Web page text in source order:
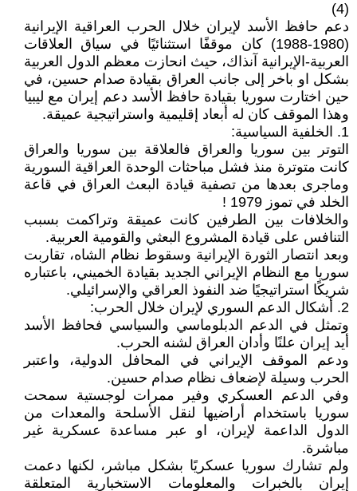
(4)
دعم حافظ الأسد لإيران خلال الحرب العراقية الإيرانية
(1980-1988) كان موقفًا استثنائيًا في سياق العلاقات
العربية-الإيرانية آنذاك، حيث انحازت معظم الدول العربية
بشكل او باخر إلى جانب العراق بقيادة صدام حسين، في
حين اختارت سوريا بقيادة حافظ الأسد دعم إيران مع ليبيا
وهذا الموقف كان له أبعاد إقليمية واستراتيجية عميقة.
1. الخلفية السياسية:
التوتر بين سوريا والعراق فالعلاقة بين سوريا والعراق
كانت متوترة منذ فشل مباحثات الوحدة العراقية السورية
وماجرى بعدها من تصفية قيادة البعث العراق في قاعة
الخلد في تموز 1979 !
والخلافات بين الطرفين كانت عميقة وتراكمت بسبب
التنافس على قيادة المشروع البعثي والقومية العربية.
وبعد انتصار الثورة الإيرانية وسقوط نظام الشاه، تقاربت
سوريا مع النظام الإيراني الجديد بقيادة الخميني، باعتباره
شريكًا استراتيجيًا ضد النفوذ العراقي والإسرائيلي.
2. أشكال الدعم السوري لإيران خلال الحرب:
وتمثل في الدعم الدبلوماسي والسياسي فحافظ الأسد
أيد إيران علنًا وأدان العراق لشنه الحرب.
ودعم الموقف الإيراني في المحافل الدولية، واعتبر
الحرب وسيلة لإضعاف نظام صدام حسين.
وفي الدعم العسكري وفير ممرات لوجستية سمحت
سوريا باستخدام أراضيها لنقل الأسلحة والمعدات من
الدول الداعمة لإيران، او عبر مساعدة عسكرية غير
مباشرة.
ولم تشارك سوريا عسكريًا بشكل مباشر، لكنها دعمت
إيران بالخبرات والمعلومات الاستخبارية المتعلقة